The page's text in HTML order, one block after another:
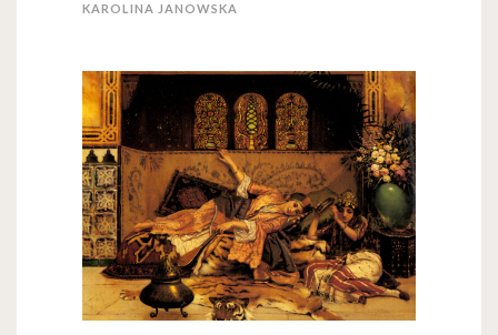
KAROLINA JANOWSKA